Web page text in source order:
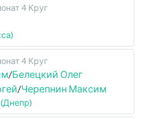
4 Круг
4 Круг
/Белецкий Олег
/Черепнин Максим